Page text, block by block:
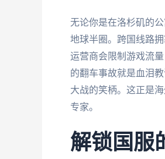
无论你是在洛杉矶的
地球半圈。跨国线路
运营商会限制游戏流
的翻车事故就是血泪
大战的笑柄。这正是
专家。
解锁国服